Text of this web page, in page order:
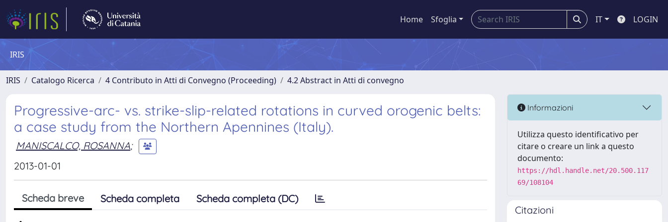
Home Sfoglia IT LOGIN
IRIS
IRIS Catalogo Ricerca 4 Contributo in Atti di Convegno (Proceeding) 4.2 Abstract in Atti di convegno
Progressive-arc- vs. strike-slip-related rotations in curved orogenic belts:
a case study from the Northern Apennines (Italy).
MANISCALCO, ROSANNA;
2013-01-01
Scheda breve Scheda completa Scheda completa (DC)
Informazioni
Utilizza questo identificativo per
citare o creare un link a questo
documento:
https://hdl.handle.net/20.500.117
69/108104
Citazioni